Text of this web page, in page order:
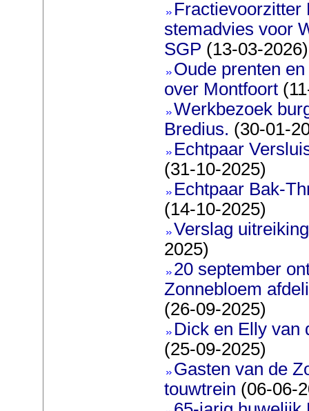
Fractievoorzitter
stemadvies voor
SGP (13-03-2026)
Oude prenten
over Montfoort
Werkbezoek
Bredius. (30-01-
Echtpaar
(31-10-2025)
Echtpaar Bak-
(14-10-2025)
Verslag
2025)
20 september
Zonnebloem
(26-09-2025)
Dick en Elly van
(25-09-2025)
Gasten van de
touwtrein (06-06-